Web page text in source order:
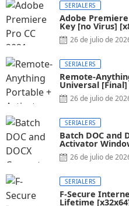
SERIALERS
Adobe Premiere
Key [no Virus]
26 de julio de
SERIALERS
Remote-
Universal [Final]
26 de julio de
SERIALERS
Batch DOC and
Activator
26 de julio de
SERIALERS
F-Secure
Lifetime